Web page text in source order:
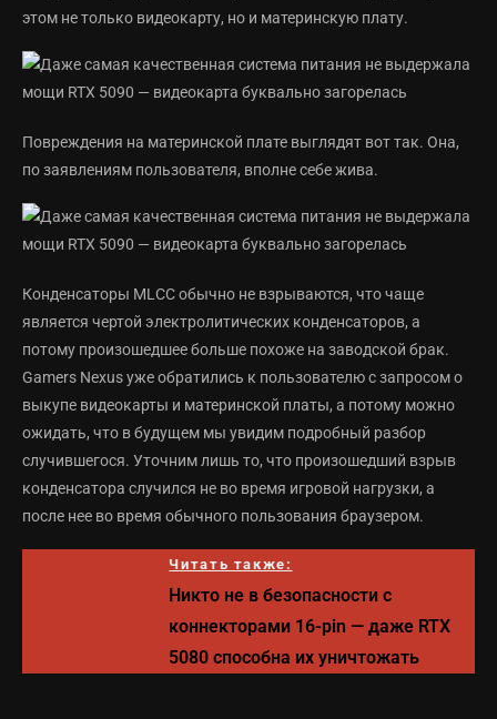
этом не только видеокарту, но и материнскую плату.
Повреждения на материнской плате выглядят вот так. Она,
по заявлениям пользователя, вполне себе жива.
Конденсаторы MLCC обычно не взрываются, что чаще
является чертой электролитических конденсаторов, а
потому произошедшее больше похоже на заводской брак.
Gamers Nexus уже обратились к пользователю с запросом о
выкупе видеокарты и материнской платы, а потому можно
ожидать, что в будущем мы увидим подробный разбор
случившегося. Уточним лишь то, что произошедший взрыв
конденсатора случился не во время игровой нагрузки, а
после нее во время обычного пользования браузером.
Читать также:
Никто не в безопасности с
коннекторами 16-pin — даже RTX
5080 способна их уничтожать